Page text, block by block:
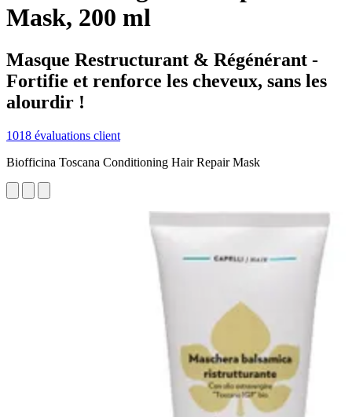
Mask, 200 ml
Masque Restructurant & Régénérant -
Fortifie et renforce les cheveux, sans les
alourdir !
1018 évaluations client
Biofficina Toscana Conditioning Hair Repair Mask